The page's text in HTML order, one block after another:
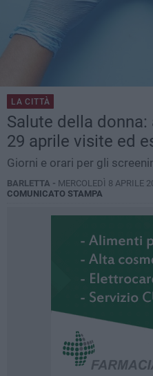
LA CITTÀ
Salute della donna:
29 aprile visite ed
Giorni e orari per gli
BARLETTA - MERCOLEDÌ 8 APRILE
COMUNICATO STAMPA